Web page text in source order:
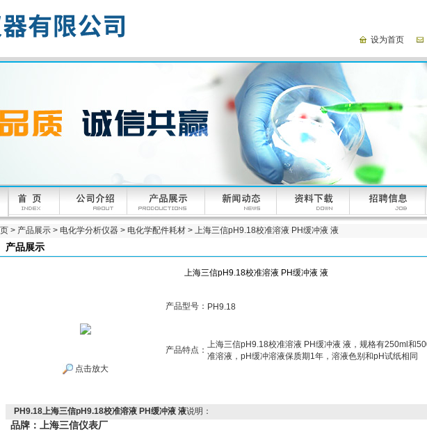
设为首页
> 产品展示 > 电化学分析仪器 > 电化学配件耗材 > 上海三信pH9.18校准溶液 PH缓冲液 液
产品展示
上海三信pH9.18校准溶液 PH缓冲液 液
点击放大
产品型号： PH9.18
产品特点：
上海三信pH9.18校准溶液 PH缓冲液 液，规格有250ml和
准溶液，pH缓冲溶液保质期1年，溶液色别和pH试纸相同
PH9.18上海三信pH9.18校准溶液 PH缓冲液 液说明：
品牌： 上海三信仪表厂